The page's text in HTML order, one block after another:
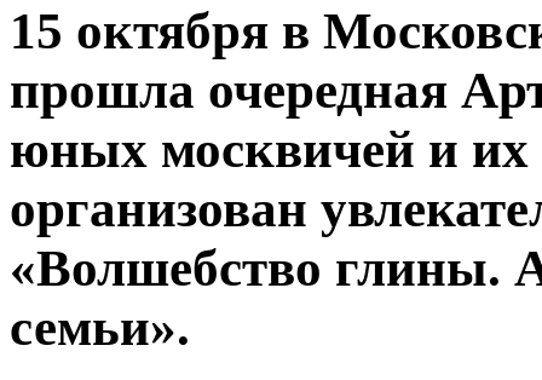
15 октября в
прошла очередная
юных москвичей и их
организован
«Волшебство глины.
семьи».